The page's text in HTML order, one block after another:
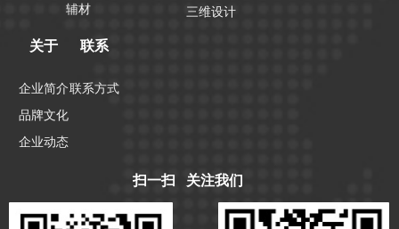
三维设计
关于
企业简介
品牌文化
企业动态
联系
联系方式
辅材
扫一扫 关注我们